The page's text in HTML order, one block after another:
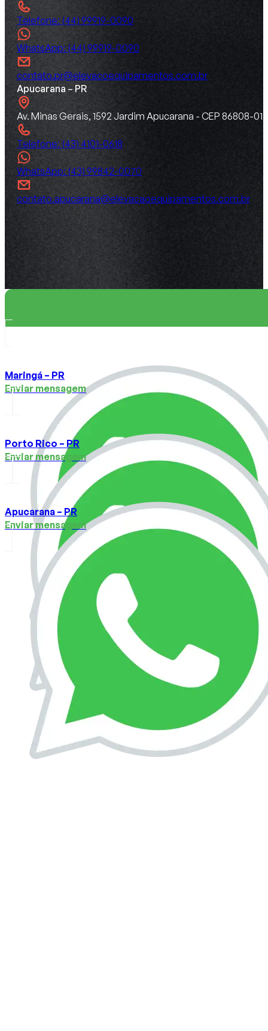
Telefone: (44) 99919-0090
WhatsApp: (44) 99919-0090
contato.pr@elevacoequipamentos.com.br
Apucarana – PR
Av. Minas Gerais, 1592 Jardim Apucarana - CEP 86808-015
Telefone: (43) 4101-0618
WhatsApp: (43) 99842-0070
contato.apucarana@elevacaoequipamentos.com.br
Maringá – PR
Enviar mensagem
Porto Rico – PR
Enviar mensagem
Apucarana – PR
Enviar mensagem